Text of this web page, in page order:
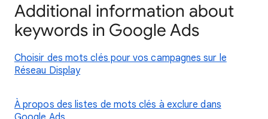
Additional information about
keywords in Google Ads
Choisir des mots clés pour vos campagnes sur le
Réseau Display
À propos des listes de mots clés à exclure dans